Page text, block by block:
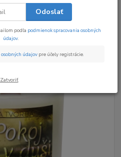
Odoslať
podľa podmienok spracovania osobných
údajov
údajov pre účely registrácie.
Zatvoriť